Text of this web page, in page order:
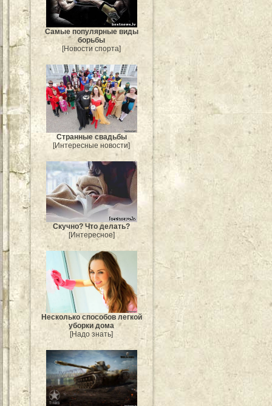
Самые популярные виды
борьбы
[Новости спорта]
Странные свадьбы
[Интересные новости]
Скучно? Что делать?
[Интересное]
Несколько способов легкой
уборки дома
[Надо знать]